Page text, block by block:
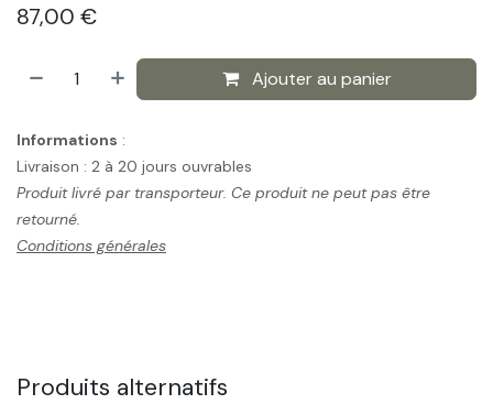
87,00 €
Ajouter au panier
Informations :
Livraison : 2 à 20 jours ouvrables
Produit livré par transporteur. Ce produit ne peut pas être
retourné.
Conditions générales
Produits alternatifs